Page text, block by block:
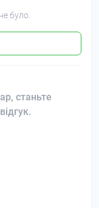
було.
станьте